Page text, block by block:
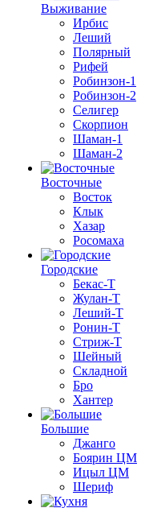
Выживание
Ирбис
Леший
Полярный
Рифей
Робинзон-1
Робинзон-2
Селигер
Скорпион
Шаман-1
Шаман-2
Восточные
Восток
Клык
Хазар
Росомаха
Городские
Бекас-Т
Жулан-Т
Леший-Т
Ронин-Т
Стриж-Т
Шейный
Складной
Бро
Хантер
Большие
Джанго
Боярин ЦМ
Ицыл ЦМ
Шериф